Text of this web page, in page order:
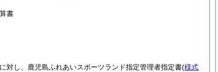
書
対し、鹿児島ふれあいスポーツランド指定管理者指定書(様式